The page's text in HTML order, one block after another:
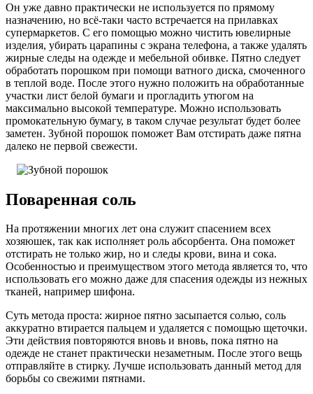
Он уже давно практически не используется по прямому
назначению, но всё-таки часто встречается на прилавках
супермаркетов. С его помощью можно чистить ювелирные
изделия, убирать царапины с экрана телефона, а также удалять
жирные следы на одежде и мебельной обивке. Пятно следует
обработать порошком при помощи ватного диска, смоченного
в теплой воде. После этого нужно положить на обработанные
участки лист белой бумаги и прогладить утюгом на
максимально высокой температуре. Можно использовать
промокательную бумагу, в таком случае результат будет более
заметен. Зубной порошок поможет Вам отстирать даже пятна
далеко не первой свежести.
Поваренная соль
На протяжении многих лет она служит спасением всех
хозяюшек, так как исполняет роль абсорбента. Она поможет
отстирать не только жир, но и следы крови, вина и сока.
Особенностью и преимуществом этого метода является то, что
использовать его можно даже для спасения одежды из нежных
тканей, например шифона.
Суть метода проста: жирное пятно засыпается солью, соль
аккуратно втирается пальцем и удаляется с помощью щеточки.
Эти действия повторяются вновь и вновь, пока пятно на
одежде не станет практически незаметным. После этого вещь
отправляйте в стирку. Лучше использовать данный метод для
борьбы со свежими пятнами.